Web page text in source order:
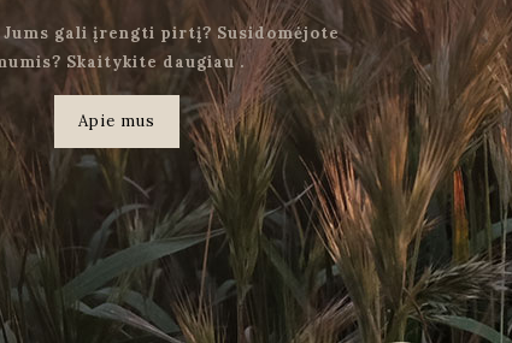
Jums gali įrengti pirtį? Susidomėjote
Skaitykite daugiau .
.
Apie mus